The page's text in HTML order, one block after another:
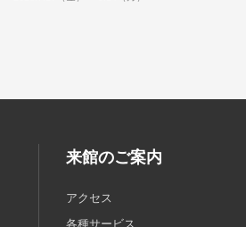
来館のご案内
アクセス
各種サービス